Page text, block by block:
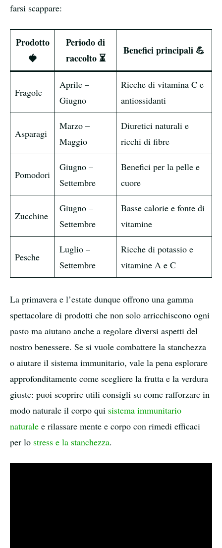
farsi scappare:
Prodotto
🍓
Periodo di
raccolto ⏳
Benefici principali 💪
Fragole
Aprile –
Giugno
Ricche di vitamina C e
antiossidanti
Asparagi
Marzo –
Maggio
Diuretici naturali e
ricchi di fibre
Pomodori
Giugno –
Settembre
Benefici per la pelle e
cuore
Zucchine
Giugno –
Settembre
Basse calorie e fonte di
vitamine
Pesche
Luglio –
Settembre
Ricche di potassio e
vitamine A e C
La primavera e l’estate dunque offrono una gamma
spettacolare di prodotti che non solo arricchiscono ogni
pasto ma aiutano anche a regolare diversi aspetti del
nostro benessere. Se si vuole combattere la stanchezza
o aiutare il sistema immunitario, vale la pena esplorare
approfonditamente come scegliere la frutta e la verdura
giuste: puoi scoprire utili consigli su come rafforzare in
modo naturale il corpo qui sistema immunitario
naturale e rilassare mente e corpo con rimedi efficaci
per lo stress e la stanchezza.